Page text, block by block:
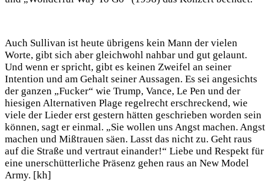
Auch Sullivan ist heute übrigens kein Mann der vielen
Worte, gibt sich aber gleichwohl nahbar und gut gelaunt.
Und wenn er spricht, gibt es keinen Zweifel an seiner
Intention und am Gehalt seiner Aussagen. Es sei angesichts
der ganzen „Fucker“ wie Trump, Vance, Le Pen und der
hiesigen Alternativen Plage regelrecht erschreckend, wie
viele der Lieder erst gestern hätten geschrieben worden sein
können, sagt er einmal. „Sie wollen uns Angst machen. Angst
machen und Mißtrauen säen. Lasst das nicht zu. Geht raus
auf die Straße und vertraut einander!“ Liebe und Respekt für
eine unerschütterliche Präsenz gehen raus an New Model
Army. [kh]